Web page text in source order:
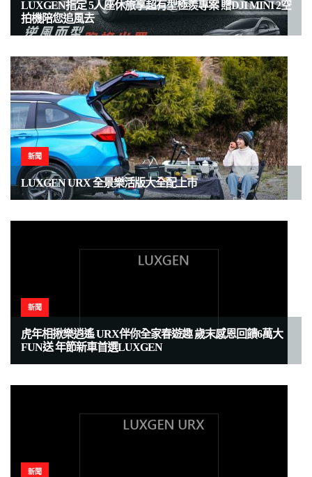
LUXGEN指定 5人座休旅享超有型極羨專案 贈DJI MINI 2空
拍機陪您追風去
新聞
LUXGEN URX 全景樂活版大全配上市
新聞
虎年相揪樂逍遙 URX伴你全家春遊趣 歲末感恩回饋6萬大
FUN送 年節新車首選LUXGEN
新聞